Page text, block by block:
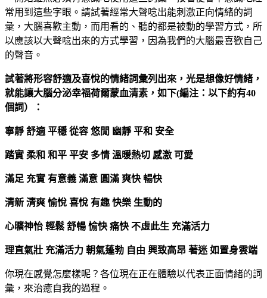
常用到這些字眼。請試著經常大聲唸出能刺激正向情緒的詞
彙，大腦喜歡主動，而用看的、聽的都是被動的學習方式，所
以應該以大聲唸出來的方式學習，因為我們的大腦最喜歡自己
的聲音。
試著將形容舒適及喜悅的情緒詞彙列出來，光是想像好情緒，
就能讓大腦分泌幸福荷爾蒙血清素，如下(編注：以下約有40
個詞）：
寧靜舒適 平穩 從容 悠閒 幽靜平和 安全
踏實 柔和 和平 平安 多情 溫暖熱切 感激 可愛
滿足 充實 有意義 滿意 圓滿 爽快 暢快
清新 清爽 愉悅 喜悅 有趣 快樂 生動的
心曠神怡 輕鬆 舒暢 愉快 痛快 不虛此生 充滿活力
理直氣壯 充滿活力 朝氣蓬勃 自由 興致高昂 著迷 如置身雲端
你現在感覺怎麼樣呢？各位現在正在體驗以代表正面情緒的詞
彙，來治癒自我的過程。